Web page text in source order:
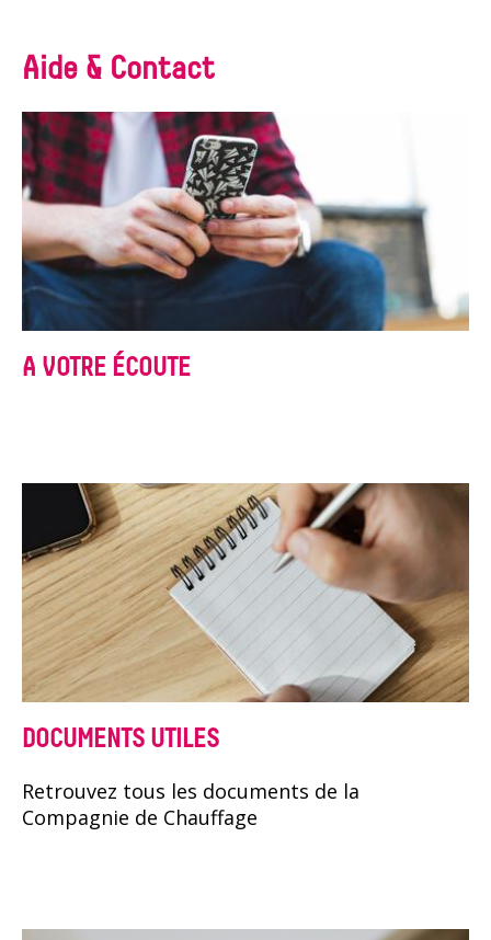
Aide & Contact
A VOTRE ÉCOUTE
DOCUMENTS UTILES
Retrouvez tous les documents de la
Compagnie de Chauffage